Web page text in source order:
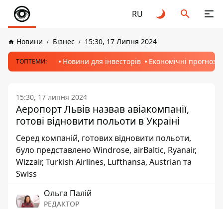
RU
Новини Бізнес 15:30, 17 Липня 2024
ТОПТЕМИ: Новини для інвесторів Економічні прогнози
15:30, 17 липня 2024
Аеропорт Львів назвав авіакомпанії,
готові відновити польоти в Україні
Серед компаній, готових відновити польоти,
було представлено Windrose, airBaltic, Ryanair,
Wizzair, Turkish Airlines, Lufthansa, Austrian та
Swiss
Ольга Палій
РЕДАКТОР